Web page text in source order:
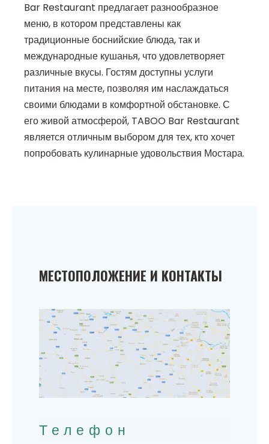
Bar Restaurant предлагает разнообразное
меню, в котором представлены как
традиционные боснийские блюда, так и
международные кушанья, что удовлетворяет
различные вкусы. Гостям доступны услуги
питания на месте, позволяя им наслаждаться
своими блюдами в комфортной обстановке. С
его живой атмосферой, TABOO Bar Restaurant
является отличным выбором для тех, кто хочет
попробовать кулинарные удовольствия Мостара.
МЕСТОПОЛОЖЕНИЕ И КОНТАКТЫ
Телефон